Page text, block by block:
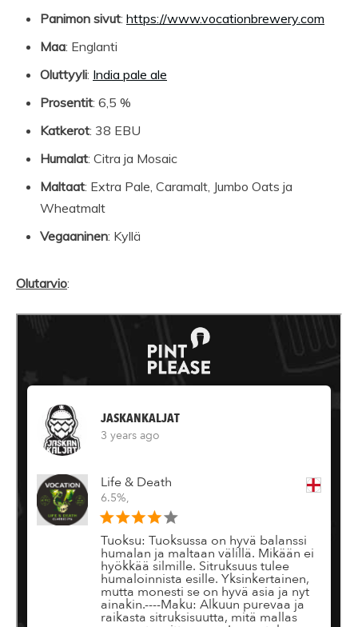
Panimon sivut: https://www.vocationbrewery.com
Maa: Englanti
Oluttyyli: India pale ale
Prosentit: 6,5 %
Katkerot: 38 EBU
Humalat: Citra ja Mosaic
Maltaat: Extra Pale, Caramalt, Jumbo Oats ja
Wheatmalt
Vegaaninen: Kyllä
Olutarvio: